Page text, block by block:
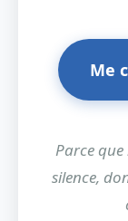
Me
Parce
silence,